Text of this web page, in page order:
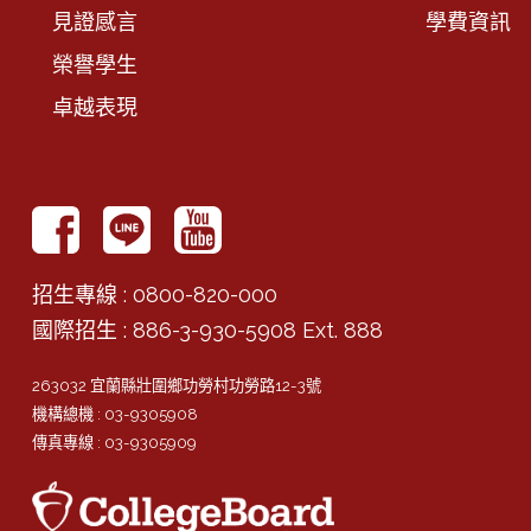
招生專線 : 0800-820-000
國際招生 : 886-3-930-5908 Ext. 888
263032 宜蘭縣壯圍鄉功勞村功勞路12-3號
機構總機: 03-9305908
傳真專線: 03-9305909
見證感言
榮譽學生
卓越表現
學費資訊